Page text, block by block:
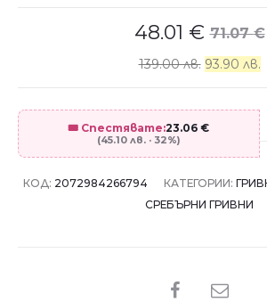
71.07€
48.01 €
139.00 лв. 93.90 лв.
🎟️ Спестявате:23.06€
(45.10 лв. · 32%)
КОД: 2072984266794 КАТЕГОРИИ:
СРЕБЪРНИ ГРИВНИ
SHARE